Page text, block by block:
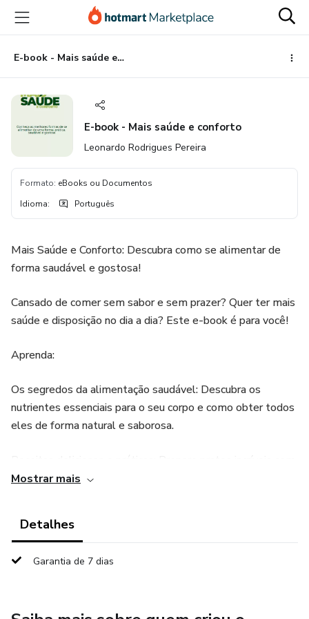
para
conteúdo
principal
para
pagamento
para
rodapé
E-book - Mais saúde e conforto
E-book - Mais saúde e conforto
Leonardo Rodrigues Pereira
Formato: eBooks ou Documentos
Idioma: Português
Mais Saúde e Conforto: Descubra como se alimentar de
forma saudável e gostosa!
Cansado de comer sem sabor e sem prazer? Quer ter mais
saúde e disposição no dia a dia? Este e-book é para você!
Aprenda:
Os segredos da alimentação saudável: Descubra os
nutrientes essenciais para o seu corpo e como obter todos
eles de forma natural e saborosa.
ingredientes simples e baratos, sem abrir mão do sabor e
Dicas para uma vida mais saudável: Crie hábitos
disposição e bem-estar.
Mostrar mais
Detalhes
Garantia de 7 dias